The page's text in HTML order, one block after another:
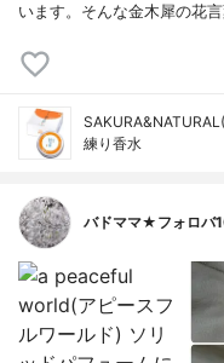
います。そんな金木犀の花
練り香水
バドママ★フォロ